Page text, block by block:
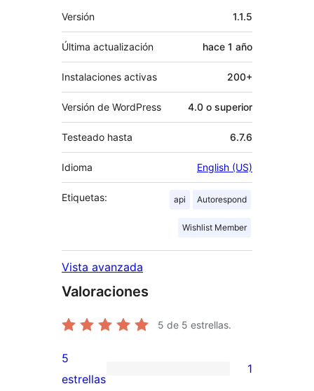
Meta
Versión 1.1.5
Última actualización hace 1 año
Instalaciones activas 200+
Versión de WordPress 4.0 o superior
Testeado hasta 6.7.6
Idioma English (US)
Etiquetas: api Autorespond
Wishlist Member
Vista avanzada
Valoraciones
5 de 5 estrellas.
1
5
estrellas
1